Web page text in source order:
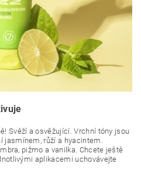
Svěží a osvěžující. Vrchní tóny jsou
jasmínem, růží a hyacintem.
pižmo a vanilka. Chcete ještě
aplikacemi uchovávejte